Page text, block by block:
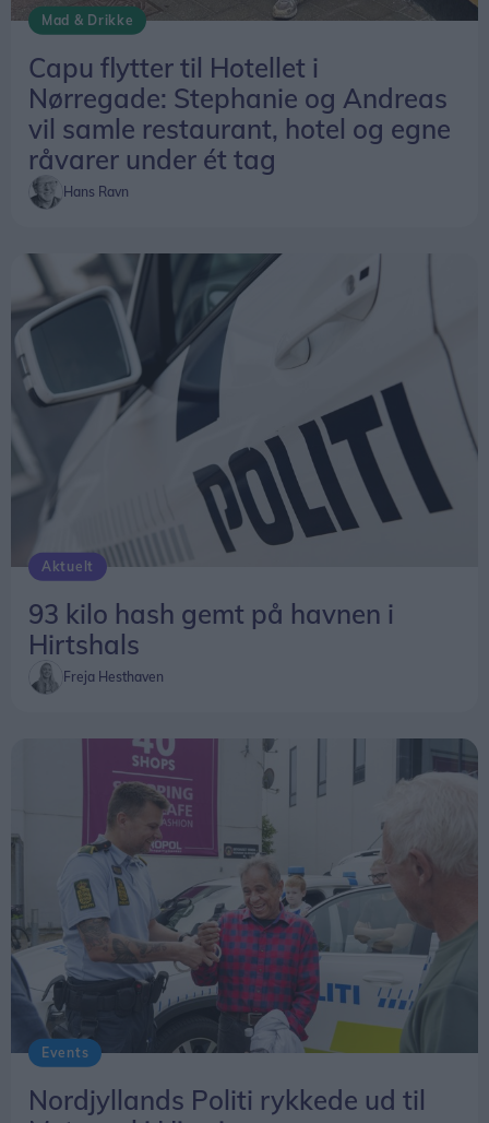
hvor caféen ofte har været fuldt booket.
Flytningen til Hotellet i Nørregade bliver derfor
næste naturlige skridt – med ambitionen om at
samle restaurant, hotel og familiens økologiske
landbrug i én samlet fortælling.
Mad & Drikke
Capu flytter til Hotellet i
Nørregade: Stephanie og Andreas
vil samle restaurant, hotel og egne
råvarer under ét tag
Hans Ravn
Aktuelt
93 kilo hash gemt på havnen i
Hirtshals
Freja Hesthaven
Events
Nordjyllands Politi rykkede ud til